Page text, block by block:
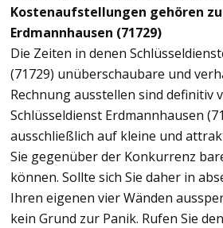
Kostenaufstellungen gehören
Erdmannhausen (71729)
Die Zeiten in denen
(71729) unüberschaubare und
Rechnung ausstellen sind definitiv
Schlüsseldienst Erdmannhausen
ausschließlich auf kleine und
Sie gegenüber der Konkurrenz
können. Sollte sich Sie daher in
Ihren eigenen vier Wänden
kein Grund zur Panik. Rufen Sie